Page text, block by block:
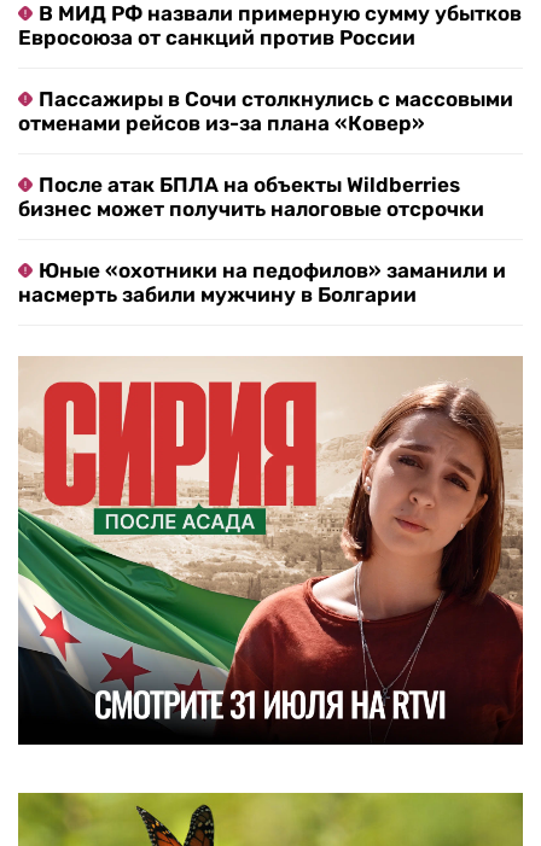
В МИД РФ назвали примерную сумму убытков
Евросоюза от санкций против России
Пассажиры в Сочи столкнулись с массовыми
отменами рейсов из-за плана «Ковер»
После атак БПЛА на объекты Wildberries
бизнес может получить налоговые отсрочки
Юные «охотники на педофилов» заманили и
насмерть забили мужчину в Болгарии